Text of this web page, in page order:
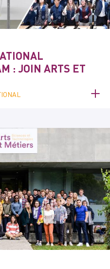
: JOIN ARTS ET